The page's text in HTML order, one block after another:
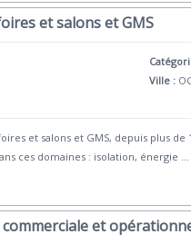
et salons et GMS
Ville :
et salons et GMS, depuis plus
ces domaines : isolation, énergie
et